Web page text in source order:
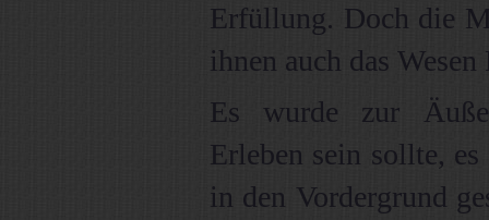
Erfüllung. Doch die
ihnen auch das
Es wurde zur
Erleben sein sollte,
in den Vordergrund